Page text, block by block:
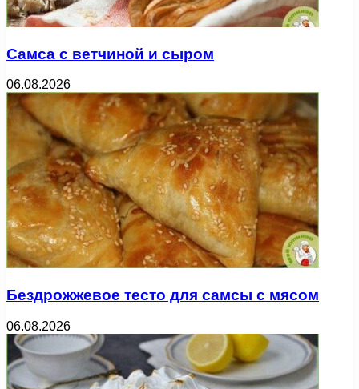
Самса с ветчиной и сыром
06.08.2026
Бездрожжевое тесто для самсы с мясом
06.08.2026